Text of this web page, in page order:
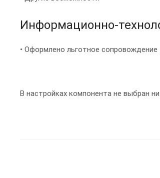
Информационно-
• Оформлено льготное
В настройках компонента не выбран